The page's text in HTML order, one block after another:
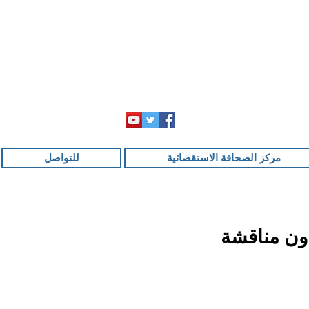
مركز الصحافة الاستقصائية للتواصل
مناقشة